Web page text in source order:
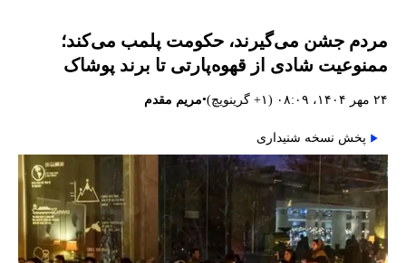
مردم جشن می‌گیرند، حکومت پلمب می‌کند؛
ممنوعیت شادی از قهوه‌پارتی تا برند پوشاک
۲۴ مهر ۱۴۰۴، ۰۸:۰۹ (‎+۱ گرینویچ) •مریم مقدم
پخش نسخه شنیداری